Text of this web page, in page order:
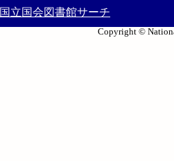
国立国会図書館サーチ
Copyright ©